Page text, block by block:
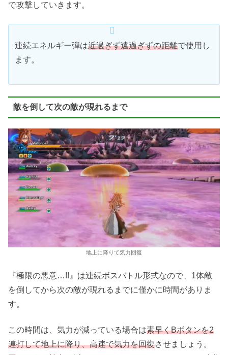
で攻撃していきます。
連続エネルギー弾は近過ぎず遠過ぎずの距離で使用し
ます。
敵を倒して次の敵が現れるまで
地上に降りて気力回復
『極限の悪意…!!』は連続ボスバトル形式なので、1体敵
を倒してから次の敵が現れるまでに僅かに時間がありま
す。
この時間は、気力が減っている場合は素早くBボタンを2
連打して地上に降り、高速で気力を回復させましょう。